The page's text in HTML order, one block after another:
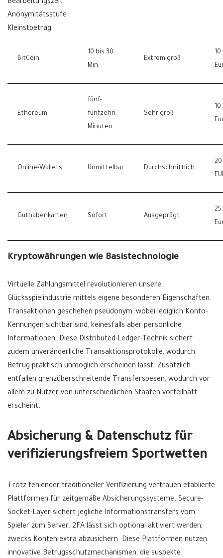
Bearbeitungszeit
Anonymitätsstufe
Kleinstbetrag
BitCoin
10 bis 30
Min.
Extrem groß
10
Ethereum
fünf-
fünfzehn
Minuten
Sehr groß
10
Online-Wallets Unmittelbar Durchschnittlich
20
Guthabenkarten Sofort Ausgeprägt
25
Kryptowährungen wie Basistechnologie
Virtuelle Zahlungsmittel revolutionieren unsere
Glücksspielindustrie mittels eigene besonderen Eigenschaften.
Transaktionen geschehen pseudonym, wobei lediglich Konto-
Kennungen sichtbar sind, keinesfalls aber persönliche
Informationen. Diese Distributed-Ledger-Technik sichert
zudem unveränderliche Transaktionsprotokolle, wodurch
Betrug praktisch unmöglich erscheinen lässt. Zusätzlich
entfallen grenzüberschreitende Transferspesen, wodurch vor
allem zu Nutzer von unterschiedlichen Staaten vorteilhaft
erscheint.
Absicherung & Datenschutz für
verifizierungsfreiem Sportwetten
Trotz fehlender traditioneller Verifizierung vertrauen etablierte
Plattformen für zeitgemäße Absicherungssysteme. Secure-
Socket-Layer sichert jegliche Informationstransfers vom
Spieler zum Server. 2FA lässt sich optional aktiviert werden,
zwecks Konten extra abzusichern. Diese Plattformen nutzen
innovative Betrugsschutzmechanismen, die suspekte